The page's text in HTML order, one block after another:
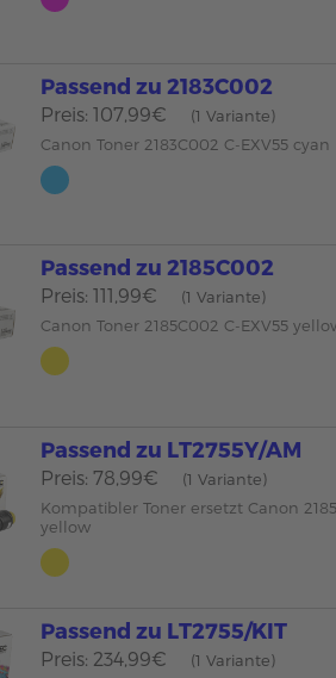
Passend zu 2183C002
Preis: 107,99€
(1 Variante)
Canon Toner 2183C002 C-EXV55 cyan
Passend zu 2185C002
Preis: 111,99€
(1 Variante)
Canon Toner 2185C002 C-EXV55
Passend zu LT2755Y/AM
Preis: 78,99€
(1 Variante)
Kompatibler Toner ersetzt Canon
yellow
Passend zu LT2755/KIT
Preis: 234,99€
(1 Variante)